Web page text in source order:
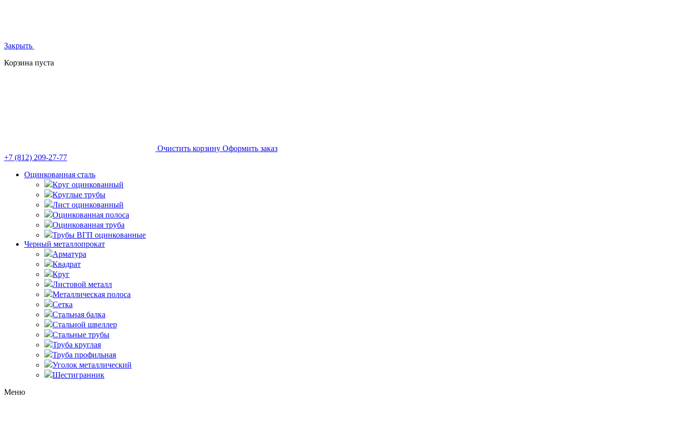
Закрыть
Корзина пуста
Очистить корзину Оформить заказ
+7 (812) 209-27-77
Оцинкованная сталь
Круг оцинкованный
Круглые трубы
Лист оцинкованный
Оцинкованная полоса
Оцинкованная труба
Трубы ВГП оцинкованные
Черный металлопрокат
Арматура
Квадрат
Круг
Листовой металл
Металлическая полоса
Сетка
Стальная балка
Стальной швеллер
Стальные трубы
Труба круглая
Труба профильная
Уголок металлический
Шестигранник
Меню